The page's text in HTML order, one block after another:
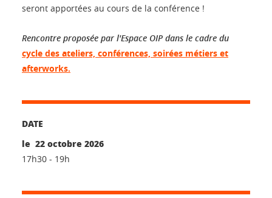
seront apportées au cours de la conférence !
Rencontre proposée par l'Espace OIP dans le cadre du
cycle des ateliers, conférences, soirées métiers et
afterworks.
DATE
le 22 octobre 2026
17h30 - 19h